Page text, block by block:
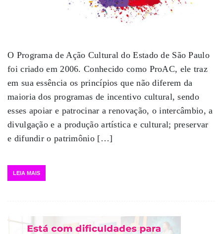
O Programa de Ação Cultural do Estado de São Paulo
foi criado em 2006. Conhecido como ProAC, ele traz
em sua essência os princípios que não diferem da
maioria dos programas de incentivo cultural, sendo
esses apoiar e patrocinar a renovação, o intercâmbio, a
divulgação e a produção artística e cultural; preservar
e difundir o patrimônio […]
LEIA MAIS